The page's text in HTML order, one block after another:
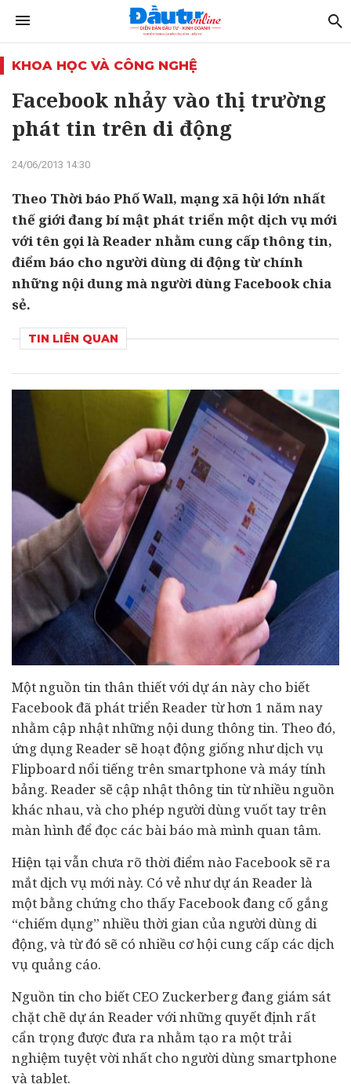
KHOA HỌC VÀ CÔNG NGHỆ
Facebook nhảy vào thị trường
phát tin trên di động
24/06/2013 14:30
Theo Thời báo Phố Wall, mạng xã hội lớn nhất
thế giới đang bí mật phát triển một dịch vụ mới
với tên gọi là Reader nhằm cung cấp thông tin,
điểm báo cho người dùng di động từ chính
những nội dung mà người dùng Facebook chia
sẻ.
TIN LIÊN QUAN
Một nguồn tin thân thiết với dự án này cho biết
Facebook đã phát triển Reader từ hơn 1 năm nay
nhằm cập nhật những nội dung thông tin. Theo đó,
ứng dụng Reader sẽ hoạt động giống như dịch vụ
Flipboard nổi tiếng trên smartphone và máy tính
bảng. Reader sẽ cập nhật thông tin từ nhiều nguồn
khác nhau, và cho phép người dùng vuốt tay trên
màn hình để đọc các bài báo mà mình quan tâm.
Hiện tại vẫn chưa rõ thời điểm nào Facebook sẽ ra
mắt dịch vụ mới này. Có vẻ như dự án Reader là
một bằng chứng cho thấy Facebook đang cố gắng
“chiếm dụng” nhiều thời gian của người dùng di
động, và từ đó sẽ có nhiều cơ hội cung cấp các dịch
vụ quảng cáo.
Nguồn tin cho biết CEO Zuckerberg đang giám sát
chặt chẽ dự án Reader với những quyết định rất
cẩn trọng được đưa ra nhằm tạo ra một trải
nghiệm tuyệt vời nhất cho người dùng smartphone
và tablet.